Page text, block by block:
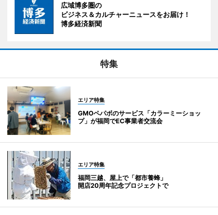
広域博多圏の
ビジネス＆カルチャーニュースをお届け！
博多経済新聞
特集
エリア特集
GMOペパボのサービス「カラーミーショッ
プ」が福岡でEC事業者交流会
エリア特集
福岡三越、屋上で「都市養蜂」
開店20周年記念プロジェクトで